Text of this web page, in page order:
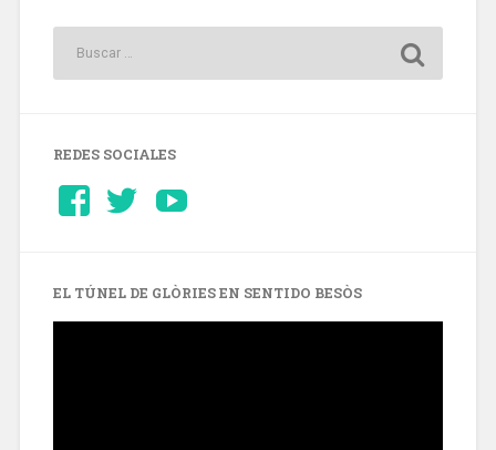
REDES SOCIALES
Ver
perfil
Ver
perfil
EL TÚNEL DE GLÒRIES EN SENTIDO BESÒS